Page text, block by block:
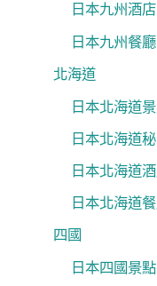
日本九州酒店
日本九州餐廳
北海道
日本北海道
日本北海道
日本北海道
日本北海道
四國
日本四國景